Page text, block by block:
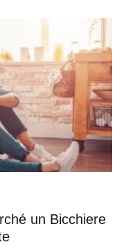
un Bicchiere